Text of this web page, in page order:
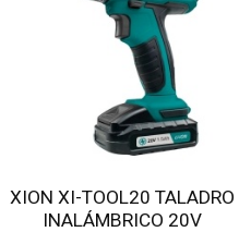
XION XI-TOOL20 TALADRO
INALÁMBRICO 20V